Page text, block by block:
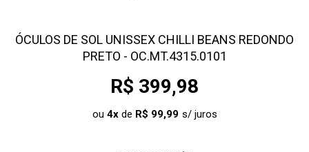
ÓCULOS DE SOL UNISSEX CHILLI BEANS REDONDO
PRETO - OC.MT.4315.0101
R$ 399,98
ou 4xde R$ 99,99